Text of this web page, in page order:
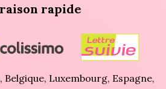
rapide
Luxembourg, Espagne,